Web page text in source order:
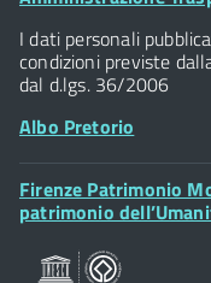
P.IVA 01307110484
Posta Elettronica
I dati personali
condizioni previste
dal d.lgs. 36/2006
Albo Pretorio
Footer
Widget
Firenze Patrimonio
patrimonio